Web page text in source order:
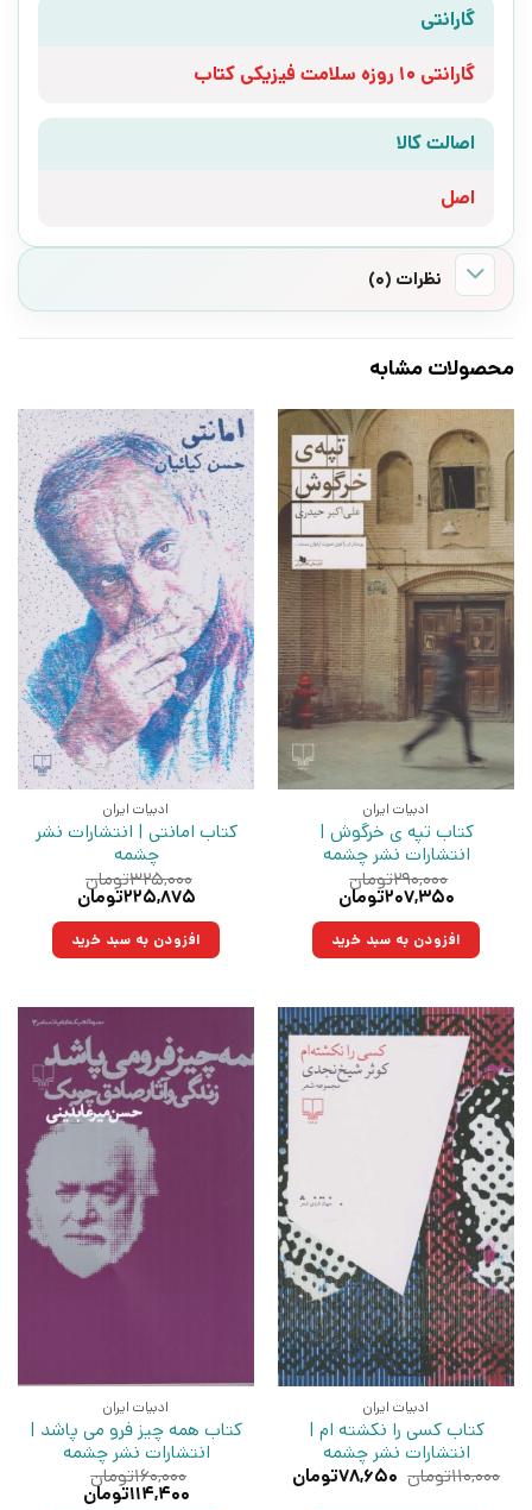
گارانتی
گارانتی 10 روزه سلامت فیزیکی کتاب
اصالت کالا
اصل
نظرات (0)
محصولات مشابه
ادبیات ایران
کتاب تپه ی خرگوش |
انتشارات نشر چشمه
۲۹۰,۰۰۰تومان
قیمت
۲۹۰,۰۰۰تومان
بود.
۲۰۷,۳۵۰تومان
۲۰۷,۳۵۰تومان.افزودن به سبد خرید
ادبیات ایران
کتاب امانتی | انتشارات نشر
چشمه
۳۲۵,۰۰۰تومان
قیمت
۳۲۵,۰۰۰تومان
بود.
۲۲۵,۸۷۵تومان
۲۲۵,۸۷۵تومان.افزودن به سبد خرید
ادبیات ایران
کتاب کسی را نکشته ام |
انتشارات نشر چشمه
۱۱۰,۰۰۰تومان قیمت
۷۸,۶۵۰تومان
ادبیات ایران
کتاب همه چیز فرو می پاشد |
انتشارات نشر چشمه
۱۶۰,۰۰۰تومان
قیمت
۱۱۴,۴۰۰تومان